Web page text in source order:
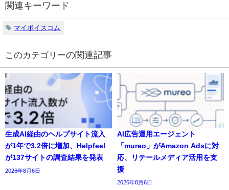
関連キーワード
マイボイスコム
の関連記事
生成AI経由のヘルプサイト流入
が1年で3.2倍に増加、Helpfeel
が137サイトの調査結果を発表
2026年8月6日
AI広告運用エージェント
「mureo」がAmazon Adsに対
応、リテールメディア活用を支
援
2026年8月6日